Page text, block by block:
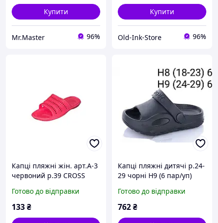
Купити
Mr.Master 96%
Купити
Old-Ink-Store 96%
Капцi пляжні жін. арт.А-3
червоний р.39 CROSS
Готово до відправки
133₴
Капці пляжні дитячі р.24-
29 чорні H9 (6 пар/уп)
Готово до відправки
762₴